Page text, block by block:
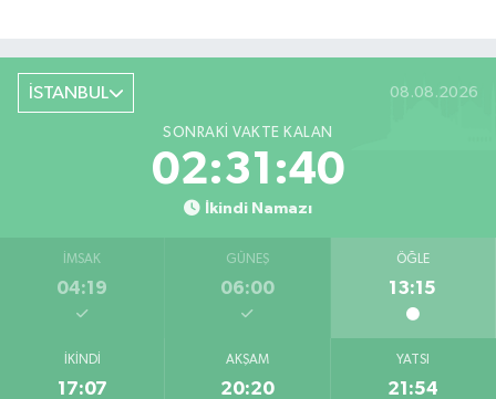
İSTANBUL 08.08.2026
SONRAKI VAKTE KALAN
02:31:39
İkindi Namazı
İMSAK
04:19
GÜNEŞ
06:00
ÖĞLE
13:15
İKINDI
17:07
AKŞAM
20:20
YATSI
21:54